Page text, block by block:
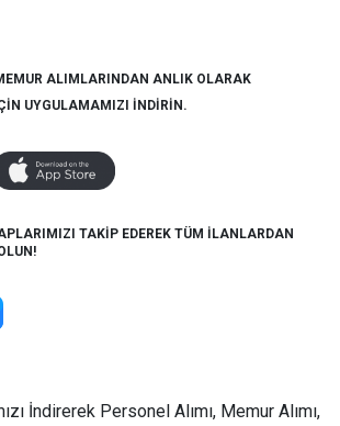
ALIMLARINDAN ANLIK OLARAK
UYGULAMAMIZI İNDİRİN.
TAKİP EDEREK TÜM İLANLARDAN
İndirerek Personel Alımı, Memur Alımı,